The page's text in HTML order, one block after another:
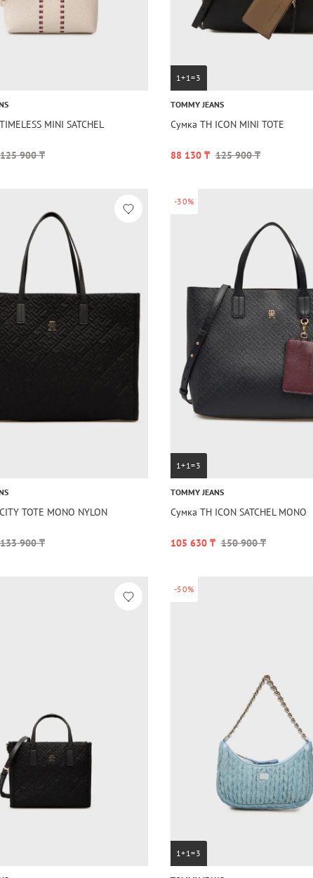
MINI SATCHEL
125 900 ₸
1+1=3
TOMMY JEANS
Сумка TH ICON MINI TOTE
88 130 ₸ 125 900 ₸
TOTE MONO NYLON
133 900 ₸
-30%
1+1=3
TOMMY JEANS
Сумка TH ICON SATCHEL MONO
105 630 ₸ 150 900 ₸
-50%
1+1=3